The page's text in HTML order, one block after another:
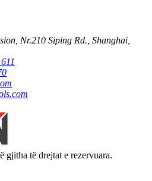
Nr.210 Siping Rd., Shanghai,
të drejtat e rezervuara.